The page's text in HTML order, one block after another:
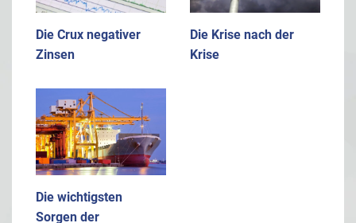
Die Crux negativer
Zinsen
Die Krise nach der
Krise
Die wichtigsten
Sorgen der